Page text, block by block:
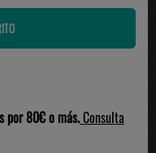
por 80€ o más.Consulta